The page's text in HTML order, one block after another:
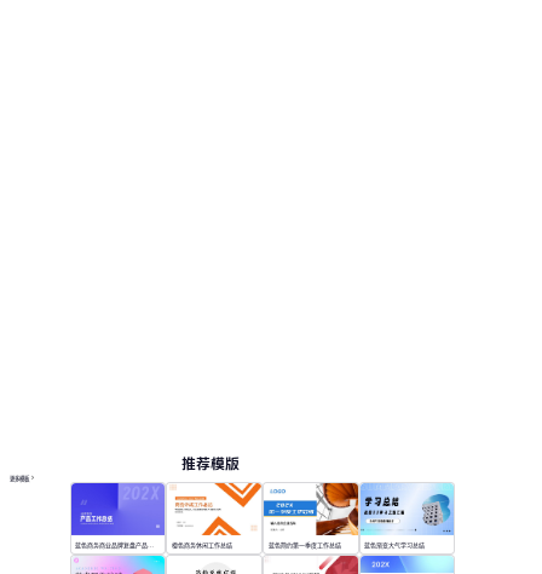
推荐模版
更多模板
蓝色商务商业品牌复盘产品工作总结 橙色商务休闲工作总结 蓝色简约第一季度工作总结 蓝色渐变大气学习总结